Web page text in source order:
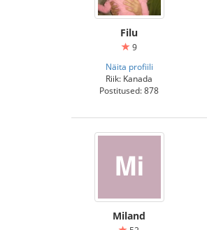
Filu
9
Näita profiili
Riik: Kanada
Postitused: 878
Miland